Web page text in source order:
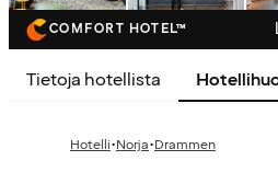
COMFORT HOTEL™
Tietoja hotellista
Hotelli·Norja·Drammen